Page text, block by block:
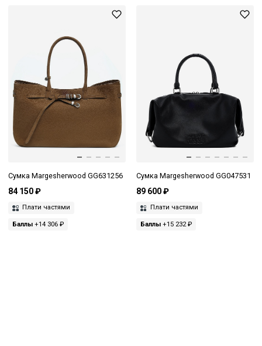
Сумка Margesherwood GG631256
84 150 ₽
Плати частями
Баллы +14 306 ₽
Сумка Margesherwood GG047531
89 600 ₽
Плати частями
Баллы+15 232 ₽